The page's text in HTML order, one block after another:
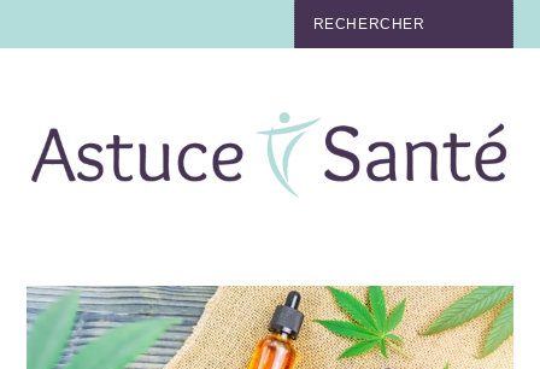
TABAC
NUTRITION